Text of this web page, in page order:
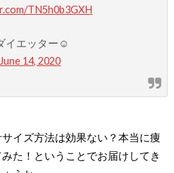
TN5h0b3GXH
イエッター☺︎
June 14, 2020
イズ方法は効果ない？本当に痩
た！ということでお届けしてき